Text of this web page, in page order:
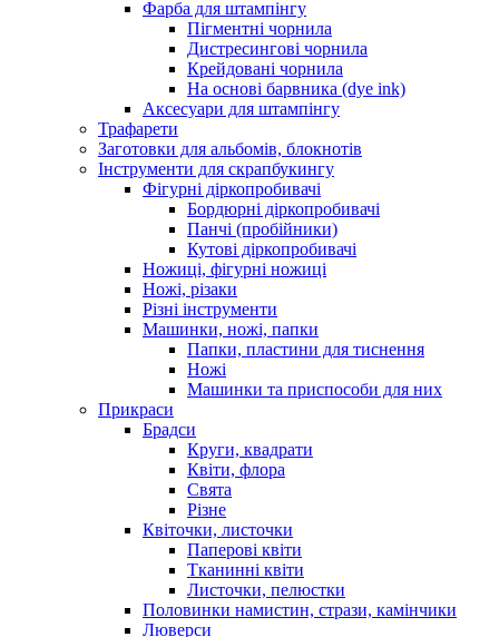
Фарба для штампінгу
Пігментні чорнила
Дистресингові чорнила
Крейдовані чорнила
На основі барвника (dye ink)
Аксесуари для штампінгу
Трафарети
Заготовки для альбомів, блокнотів
Інструменти для скрапбукингу
Фігурні діркопробивачі
Бордюрні діркопробивачі
Панчі (пробійники)
Кутові діркопробивачі
Ножиці, фігурні ножиці
Ножі, різаки
Різні інструменти
Машинки, ножі, папки
Папки, пластини для тиснення
Ножі
Машинки та приспособи для них
Прикраси
Брадси
Круги, квадрати
Квіти, флора
Свята
Різне
Квіточки, листочки
Паперові квіти
Тканинні квіти
Листочки, пелюстки
Половинки намистин, стрази, камінчики
Люверси